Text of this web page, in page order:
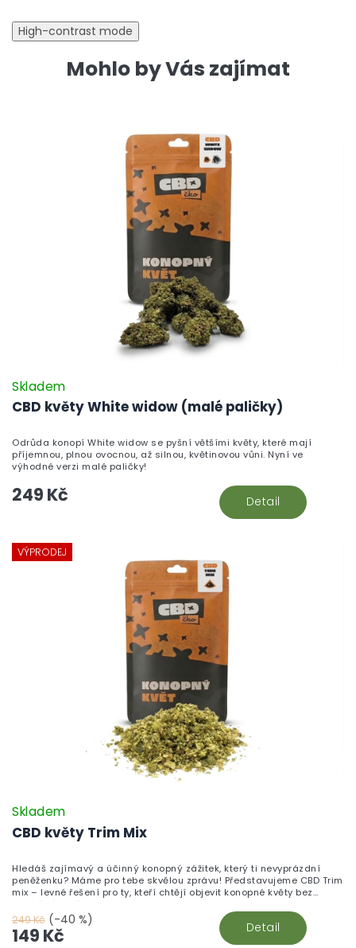
High-contrast mode
Mohlo by Vás zajímat
CBD květy White widow (malé paličky)
Skladem
249 Kč Detail
Odrůda konopí White widow se pyšní většími květy, které mají
příjemnou, plnou ovocnou, až silnou, květinovou vůni. Nyní ve
výhodné verzi malé paličky!
VÝPRODEJ
CBD květy Trim Mix
Skladem
249 Kč (-40 %)
149 Kč Detail
Hledáš zajímavý a účinný konopný zážitek, který ti nevyprázdní
peněženku? Máme pro tebe skvělou zprávu! Představujeme CBD Trim
mix – levné řešení pro ty, kteří chtějí objevit konopné květy bez
zbytečného přepychu.